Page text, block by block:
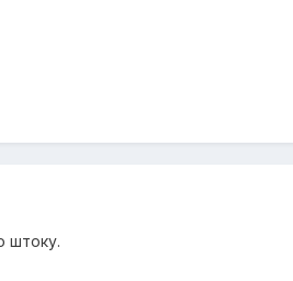
штоку.